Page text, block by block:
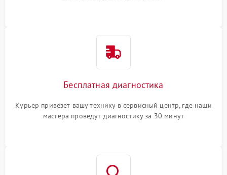
Бесплатная диагностика
Курьер привезет вашу технику в сервисный центр, где наши
мастера проведут диагностику за 30 минут